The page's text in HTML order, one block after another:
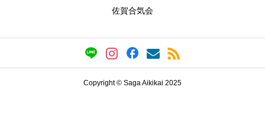
佐賀合気会
Copyright © Saga Aikikai 2025